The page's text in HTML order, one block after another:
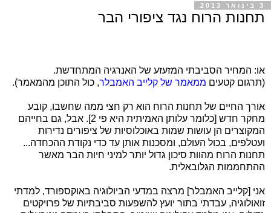
3 בינואר 2013
תחנות הרוח נגד ציפורי הבר
או: המחיר הסביבתי המזעזע של האנרגיה המתחדשת.
(תרגום קטעים ממאמר של קלייב האמבלר, כול התוכן מהמאמר).
אורך החיים של תחנות הרוח הוא רק חצי ממה שחשבו, קובע
מחקר חדש [כלומר עלותן האמיתית היא פי 2]. אבל, גם בחייהם
המקוצרים הן עושות שמות באוכלוסיות של ציפורים נדירות
ועטלפים, בכול העולם, ומסכנות אותן עד כדי נקודת ההכחדה...
תחנות הרוח מהוות סיכון גדול יותר למיני חיות הבר מאשר
ההתחממות הגלובאלית.
אני [קלייב האמבלר] מרצה במדעי הביולוגיה באוקספורד, למדתי
זואולוגיה, עבדתי בתור יועץ להשפעות סביבתיות של פרויקטים